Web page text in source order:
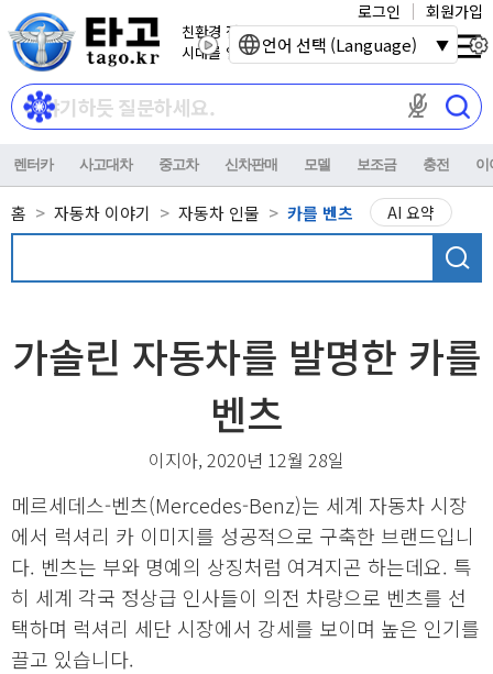
친환경 전기자동차
시대를 열어갑니다.
마이크 권한이
로그인 회원가입
렌터카 사고대차 중고차 신차판매 모델 보조금 충전 이
홈 자동차 이야기 자동차 인물 카를 벤츠 AI 요약
가솔린 자동차를 발명한 카를
벤츠
이지아, 2020년 12월 28일
메르세데스-벤츠(Mercedes-Benz)는 세계 자동차 시장
에서 럭셔리 카 이미지를 성공적으로 구축한 브랜드입니
다. 벤츠는 부와 명예의 상징처럼 여겨지곤 하는데요. 특
히 세계 각국 정상급 인사들이 의전 차량으로 벤츠를 선
택하며 럭셔리 세단 시장에서 강세를 보이며 높은 인기를
끌고 있습니다.
언어 선택 (Language)